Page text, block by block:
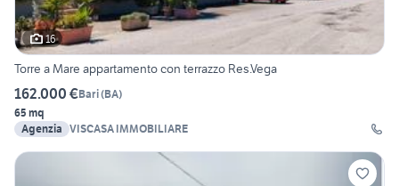
16
Torre a Mare appartamento con terrazzo Res.Vega
162.000 €Bari(BA)
65 mq
Agenzia VISCASA IMMOBILIARE